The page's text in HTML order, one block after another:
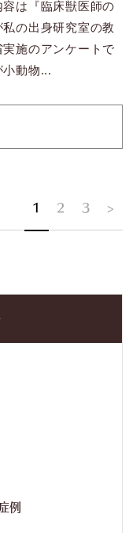
は『臨床獣医師の
の出身研究室の教
施のアンケートで
動物...
1 2 3 >
例